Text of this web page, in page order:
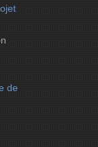
de